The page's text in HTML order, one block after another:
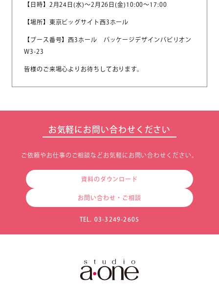
【日時】2月24日(水)～2月26日(金)10:00～17:00
【場所】東京ビッグサイト西3ホール
【ブース番号】西3ホール パッケージデザインパビリオン
W3-23
皆様のご来場心よりお待ちしております。
お気軽にお問い合わせください
ご依頼やお仕事のご相談などお気軽にお問い合わせください。
資料のダウンロード
お問い合わせ・ご相談
TEL. 03-3249-2605